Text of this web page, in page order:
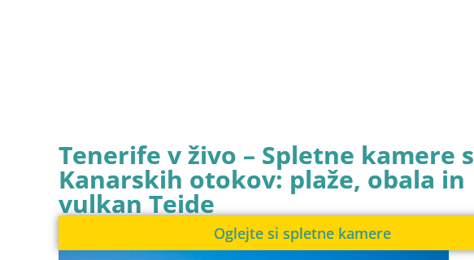
Tenerife v živo – Spletne kamere s
Kanarskih otokov: plaže, obala in
vulkan Teide
Oglejte si spletne kamere